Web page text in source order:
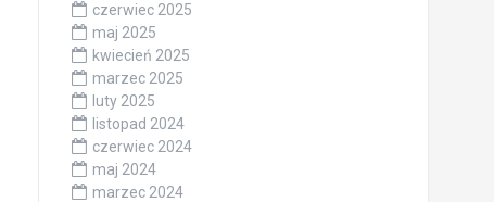
czerwiec 2025
maj 2025
kwiecień 2025
marzec 2025
luty 2025
listopad 2024
czerwiec 2024
maj 2024
marzec 2024